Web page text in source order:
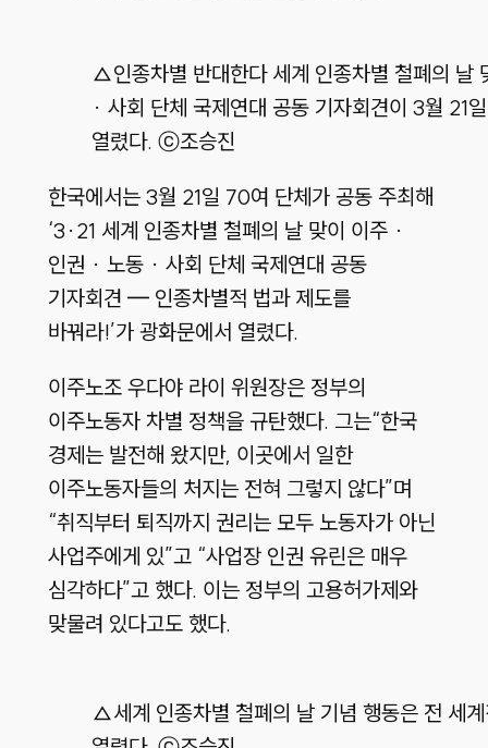
△인종차별 반대한다 세계 인종차별 철폐의 날
· 사회 단체 국제연대 공동 기자회견이 3월 21
열렸다. ⓒ조승진
한국에서는 3월 21일 70여 단체가 공동 주최해
‘3·21 세계 인종차별 철폐의 날 맞이 이주 ·
인권 · 노동 · 사회 단체 국제연대 공동
기자회견 ━ 인종차별적 법과 제도를
바꿔라!’가 광화문에서 열렸다.
이주노조 우다야 라이 위원장은 정부의
이주노동자 차별 정책을 규탄했다. 그는“한국
경제는 발전해 왔지만, 이곳에서 일한
이주노동자들의 처지는 전혀 그렇지 않다”며
“취직부터 퇴직까지 권리는 모두 노동자가 아닌
사업주에게 있”고 “사업장 인권 유린은 매우
심각하다”고 했다. 이는 정부의 고용허가제와
맞물려 있다고도 했다.
△세계 인종차별 철폐의 날 기념 행동은 전 세